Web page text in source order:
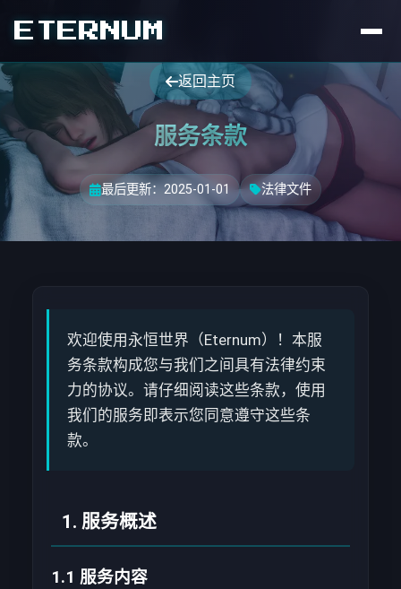
ETERNUM
返回主页
服务条款
最后更新：2025-01-01 法律文件
欢迎使用永恒世界（Eternum）！本服
务条款构成您与我们之间具有法律约束
力的协议。请仔细阅读这些条款，使用
我们的服务即表示您同意遵守这些条
款。
1. 服务概述
1.1 服务内容